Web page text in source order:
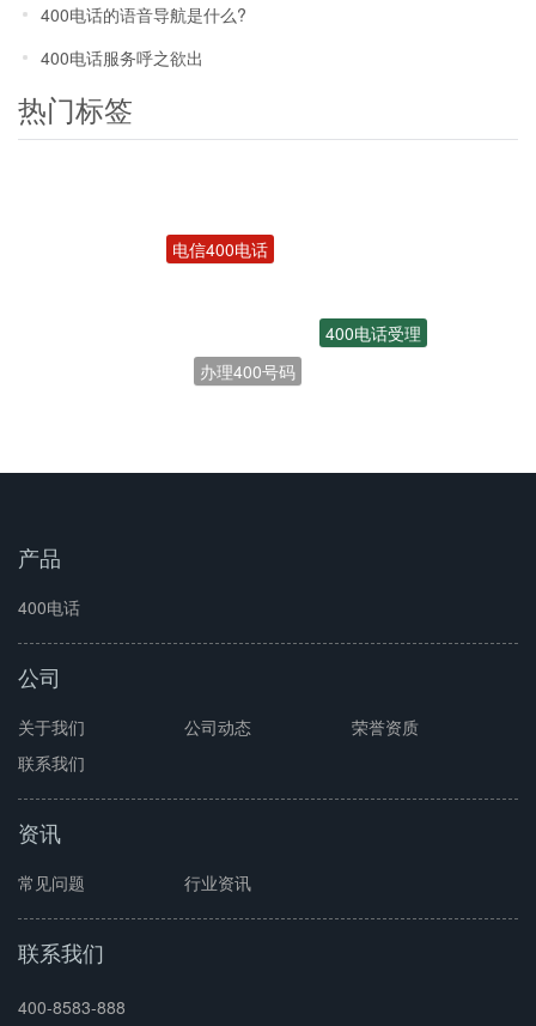
400电话的语音导航是什么?
400电话服务呼之欲出
热门标签
联通400电话
400电话受理
电信400电话
产品
400电话
公司
关于我们 公司动态
荣誉资质
联系我们
资讯
常见问题 行业资讯
联系我们
400-8583-888